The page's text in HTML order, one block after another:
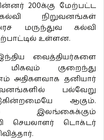
200க்கு மேற்பட்ட
நிறுவனங்கள்
மருந்துவ கல்வி
உள்ளன.
வைத்தியர்களை
குறைந்து
அதிகளவாக தனியார்
பல்வேறு
ஆகும்.
இலங்கைக்கும்
செயலாளர் டொக்டர்